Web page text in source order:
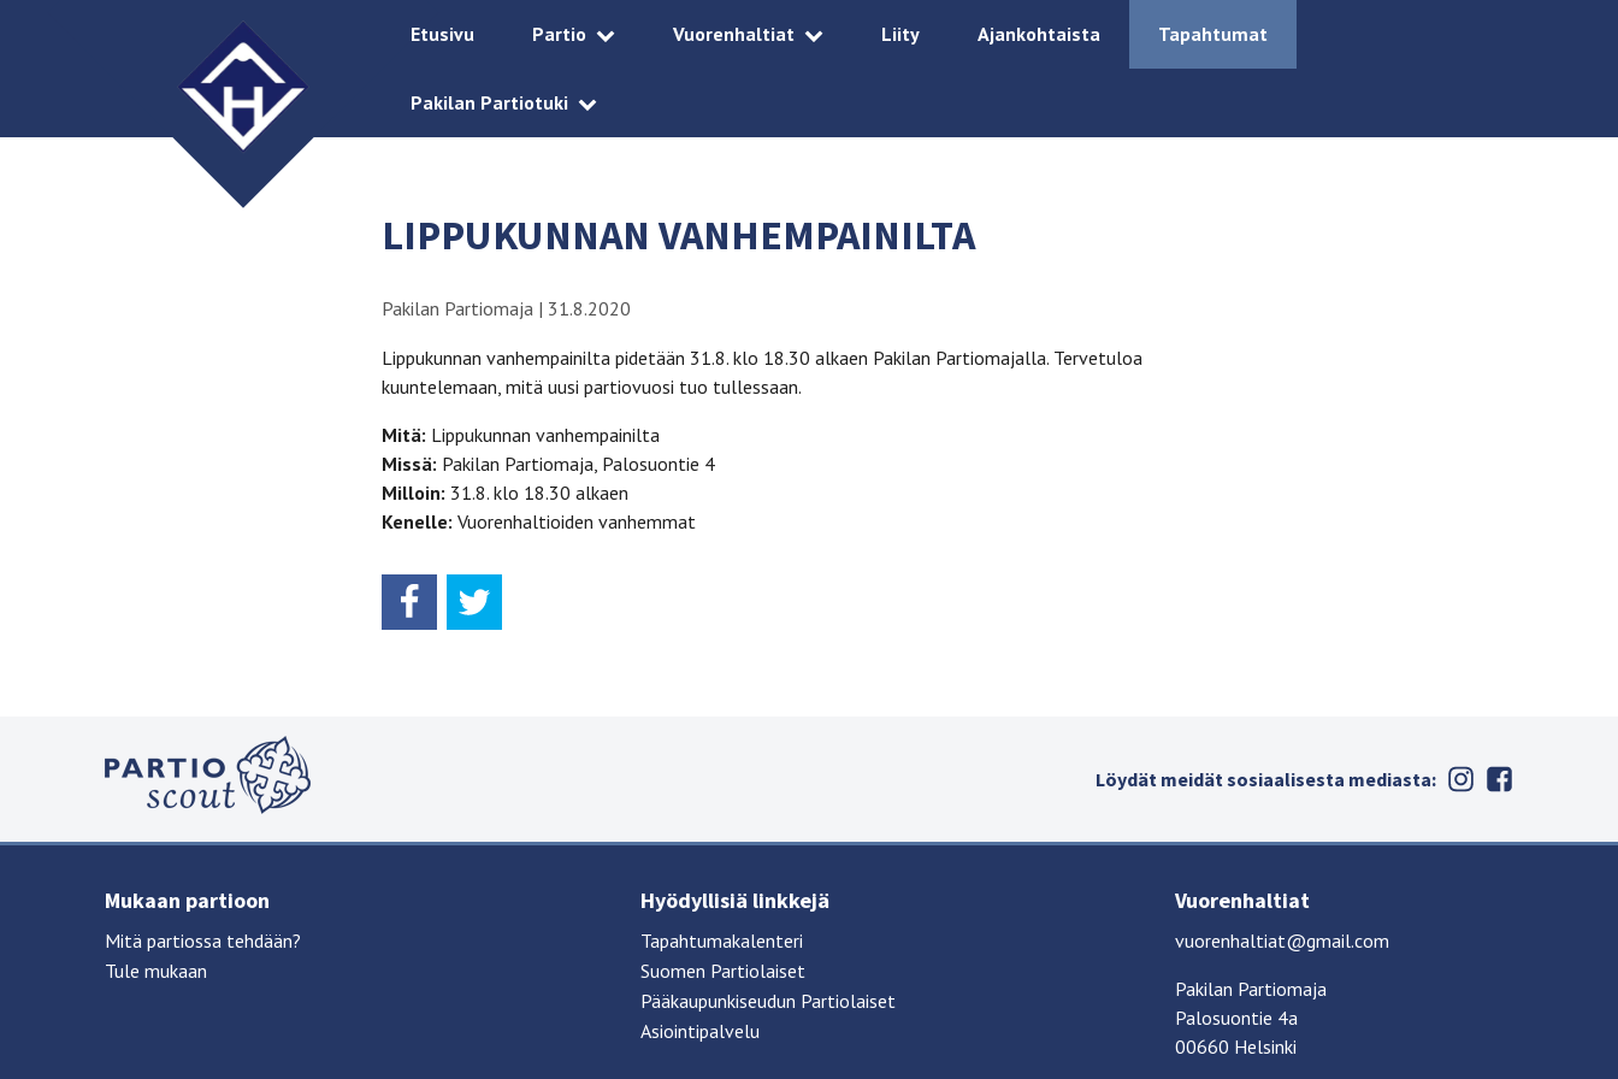
Etusivu Partio Vuorenhaltiat Liity Ajankohtaista Tapahtumat
Pakilan Partiotuki
LIPPUKUNNAN VANHEMPAINILTA
Pakilan Partiomaja | 31.8.2020
Lippukunnan vanhempainilta pidetään 31.8. klo 18.30 alkaen Pakilan Partiomajalla. Tervetuloa
kuuntelemaan, mitä uusi partiovuosi tuo tullessaan.
Mitä: Lippukunnan vanhempainilta
Missä: Pakilan Partiomaja, Palosuontie 4
Milloin: 31.8. klo 18.30 alkaen
Kenelle: Vuorenhaltioiden vanhemmat
Löydät meidät sosiaalisesta mediasta:
Mukaan partioon
Mitä partiossa tehdään?
Tule mukaan
Hyödyllisiä linkkejä
Tapahtumakalenteri
Suomen Partiolaiset
Pääkaupunkiseudun Partiolaiset
Asiointipalvelu
Vuorenhaltiat
vuorenhaltiat@gmail.com
Pakilan Partiomaja
Palosuontie 4a
00660 Helsinki